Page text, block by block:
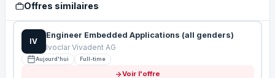
Offres similaires
IV
Engineer Embedded Applications (all genders)
Ivoclar Vivadent AG
Aujourd'hui Full-time
Voir l'offre